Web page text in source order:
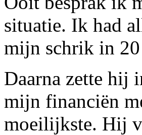
situatie. Ik had
mijn schrik in
Daarna zette hij
mijn financiën
moeilijkste. Hij